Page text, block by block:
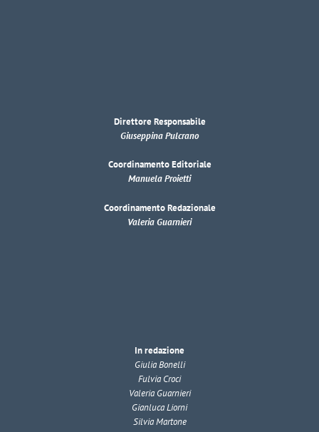
Direttore Responsabile
Giuseppina Pulcrano
Coordinamento Editoriale
Manuela Proietti
Coordinamento Redazionale
Valeria Guarnieri
In redazione
Giulia Bonelli
Fulvia Croci
Valeria Guarnieri
Gianluca Liorni
Silvia Martone